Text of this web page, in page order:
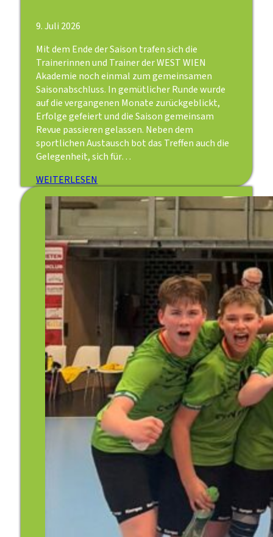
9. Juli 2026
Mit dem Ende der Saison trafen sich die
Trainerinnen und Trainer der WEST WIEN
Akademie noch einmal zum gemeinsamen
Saisonabschluss. In gemütlicher Runde wurde
auf die vergangenen Monate zurückgeblickt,
Erfolge gefeiert und die Saison gemeinsam
Revue passieren gelassen. Neben dem
sportlichen Austausch bot das Treffen auch die
Gelegenheit, sich für…
WEITERLESEN